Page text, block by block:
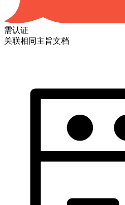
需认证
关联相同主旨文档